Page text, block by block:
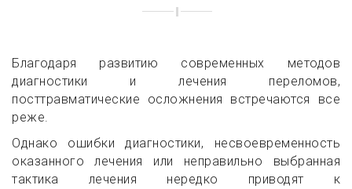
Благодаря развитию современных методов
диагностики и лечения переломов,
посттравматические осложнения встречаются все
реже.
Однако ошибки диагностики, несвоевременность
оказанного лечения или неправильно выбранная
тактика лечения нередко приводят к